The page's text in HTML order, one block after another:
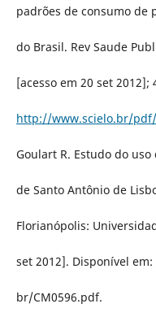
padrões de consumo de
do Brasil. Rev Saude
[acesso em 20 set 2012];
http://www.scielo.br/
Goulart R. Estudo do
de Santo Antônio de
Florianópolis:
set 2012]. Disponível em:
br/CM0596.pdf.